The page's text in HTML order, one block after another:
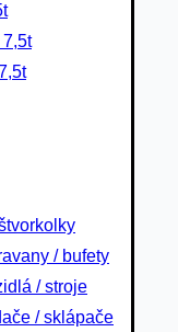
/ bufety
/ stroje
/ sklápače